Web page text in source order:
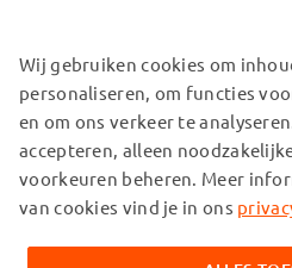
ONZE VERZENDPARTNERS
© subtel.be 2026
Alle prijzen zijn inclusief btw en
Houd er rekening mee dat alle
uitsluitend worden vermeld om
Wij gebruiken cookies om
personaliseren, om functies
en om ons verkeer te
accepteren, alleen
voorkeuren beheren. Meer
van cookies vind je in ons